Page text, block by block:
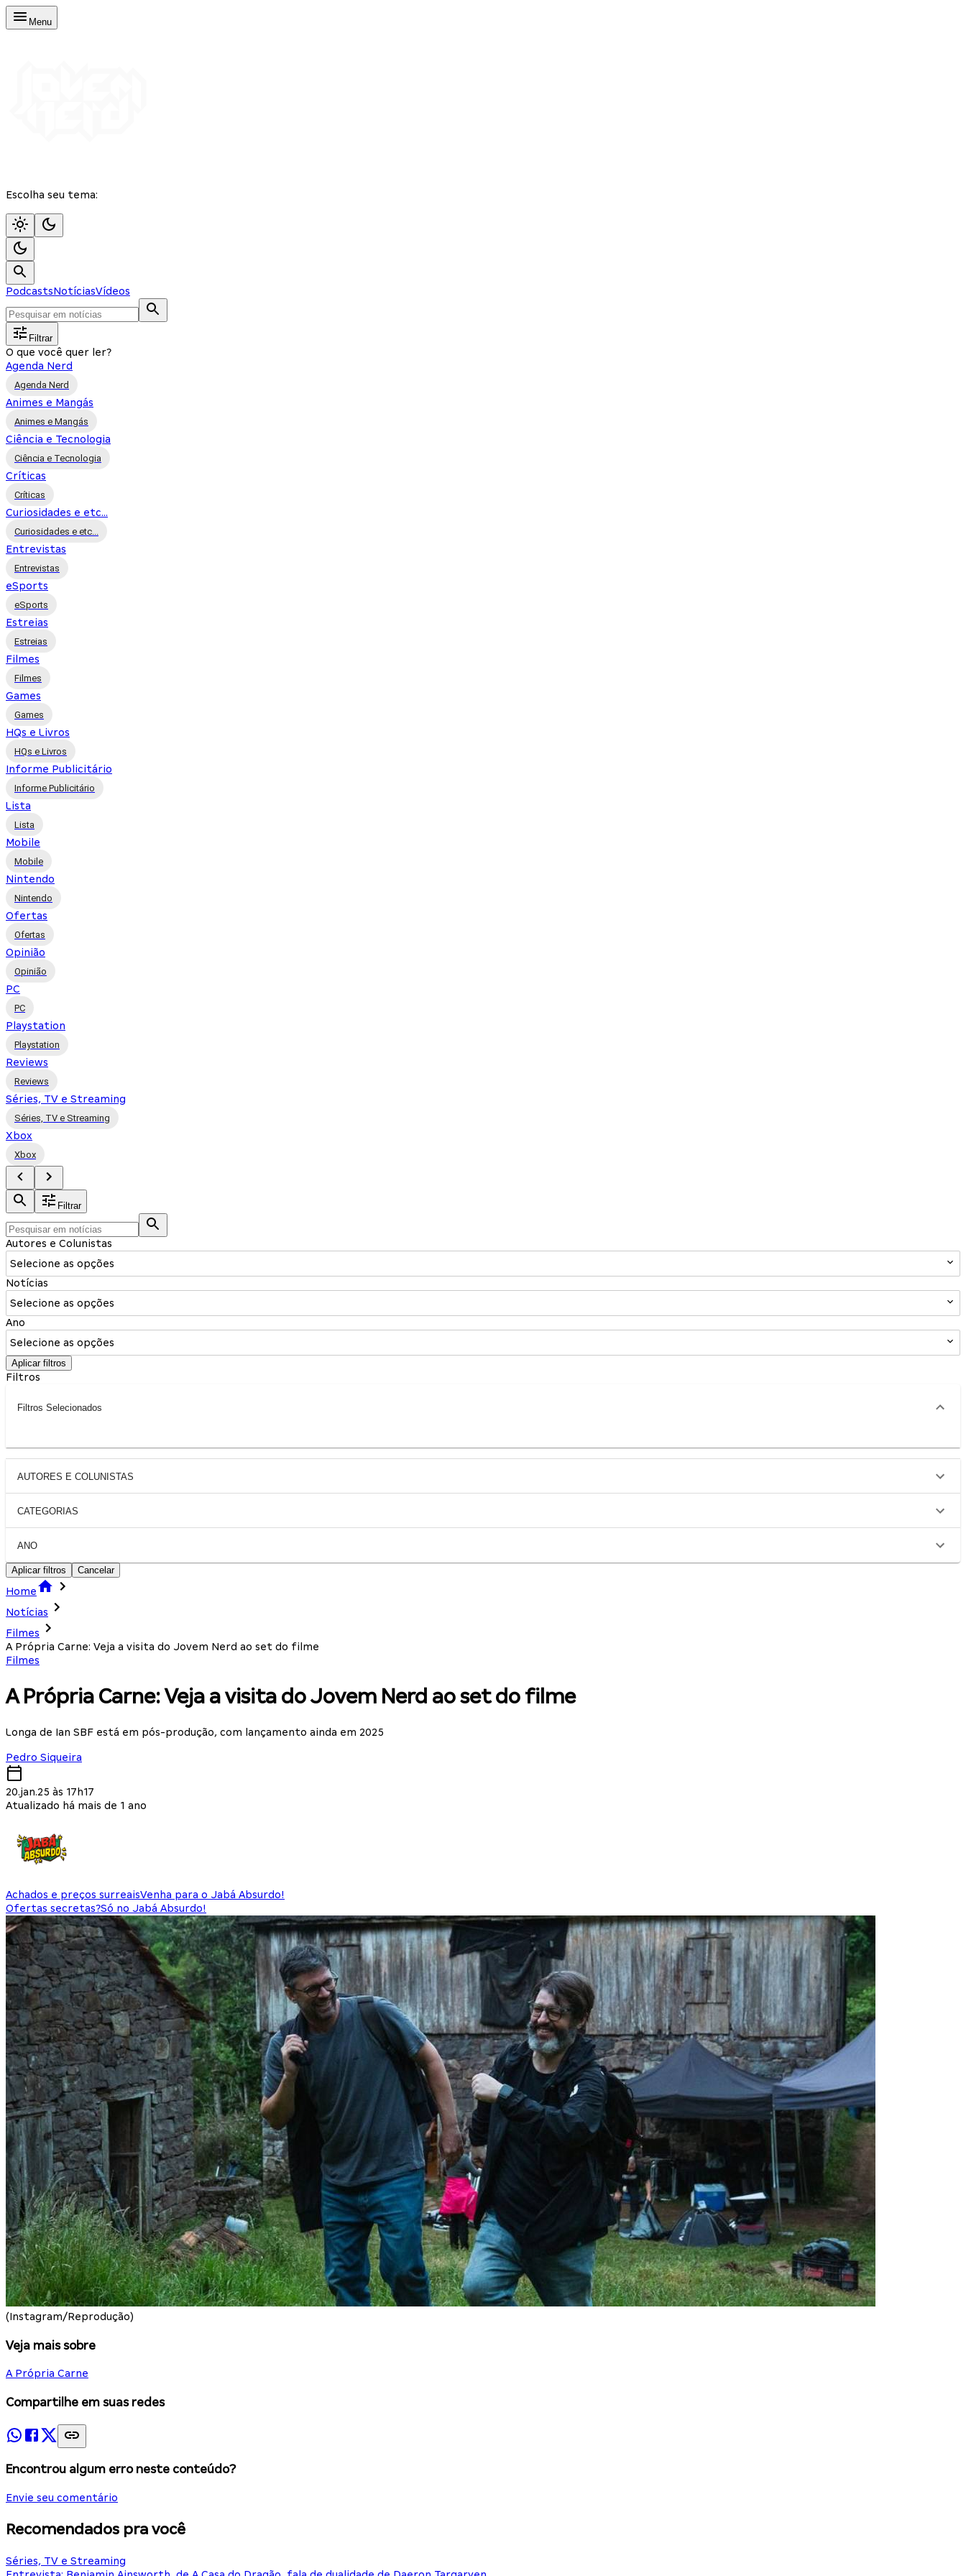
Menu
Escolha seu tema:
PodcastsNotíciasVídeos
Filtrar
O que você quer ler?
Agenda Nerd
Agenda Nerd
Animes e Mangás
Animes e Mangás
Ciência e Tecnologia
Ciência e Tecnologia
Críticas
Críticas
Curiosidades e etc...
Curiosidades e etc...
Entrevistas
Entrevistas
eSports
eSports
Estreias
Estreias
Filmes
Filmes
Games
Games
HQs e Livros
HQs e Livros
Informe Publicitário
Informe Publicitário
Lista
Lista
Mobile
Mobile
Nintendo
Nintendo
Ofertas
Ofertas
Opinião
Opinião
PC
PC
Playstation
Playstation
Reviews
Reviews
Séries, TV e Streaming
Séries, TV e Streaming
Xbox
Xbox
Filtrar
Autores e Colunistas
Selecione as opções
Notícias
Selecione as opções
Ano
Selecione as opções
Aplicar filtros
Filtros
Filtros Selecionados
AUTORES E COLUNISTAS
CATEGORIAS
ANO
Aplicar filtros Cancelar
Home
Notícias
Filmes
A Própria Carne: Veja a visita do Jovem Nerd ao set do filme
Filmes
A Própria Carne: Veja a visita do Jovem Nerd ao set do filme
Longa de Ian SBF está em pós-produção, com lançamento ainda em 2025
Pedro Siqueira
20.jan.25 às 17h17
Atualizado há mais de 1 ano
Achados e preços surreaisVenha para o Jabá Absurdo!
Ofertas secretas?Só no Jabá Absurdo!
(Instagram/Reprodução)
Veja mais sobre
A Própria Carne
Compartilhe em suas redes
Encontrou algum erro neste conteúdo?
Envie seu comentário
Recomendados pra você
Séries, TV e Streaming